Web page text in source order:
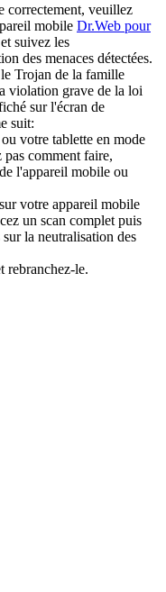
correctement, veuillez
mobile Dr.Web pour
suivez les
des menaces détectées.
Trojan de la famille
violation grave de la loi
sur l'écran de
suit:
votre tablette en mode
pas comment faire,
l'appareil mobile ou
votre appareil mobile
un scan complet puis
la neutralisation des
rebranchez-le.